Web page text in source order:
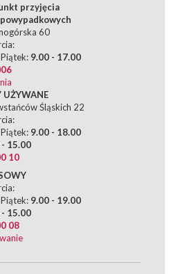
przyjęcia
60
9.00 - 17.00
UŻYWANE
Śląskich 22
9.00 - 18.00
15.00
10
9.00 - 19.00
15.00
08